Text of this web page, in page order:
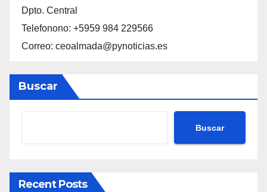
Dpto. Central
Telefonono: +5959 984 229566
Correo: ceoalmada@pynoticias.es
Buscar
Buscar
Recent Posts